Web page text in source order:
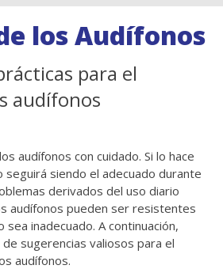
los Audífonos
para el
audífonos
audífonos con cuidado. Si lo hace
seguirá siendo el adecuado durante
derivados del uso diario
audífonos pueden ser resistentes
inadecuado. A continuación,
sugerencias valiosos para el
audífonos.